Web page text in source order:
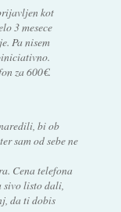
kot
3 mesece
Pa nisem
za 600€.
bi ob
sam od sebe ne
Cena telefona
sivo listo dali,
da ti dobis